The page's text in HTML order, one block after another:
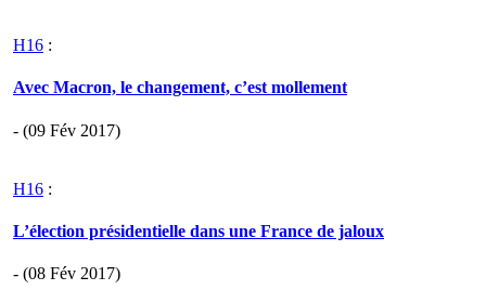
H16 :
Avec Macron, le changement, c’est mollement
- (09 Fév 2017)
H16 :
L’élection présidentielle dans une France de jaloux
- (08 Fév 2017)